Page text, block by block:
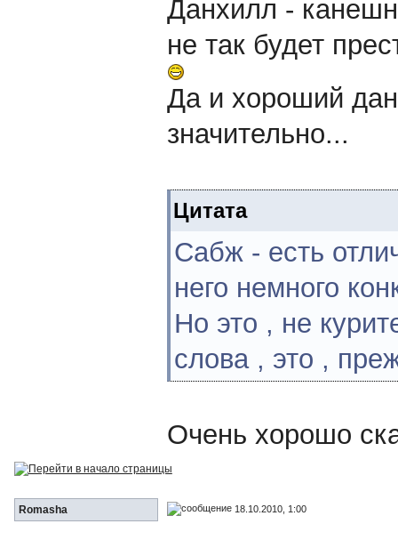
Данхилл -
не так будет
Да и хороший
значительно...
Цитата
Сабж - есть
него немного
Но это , не
слова , это ,
Очень хорошо
Romasha 18.10.2010, 1:00